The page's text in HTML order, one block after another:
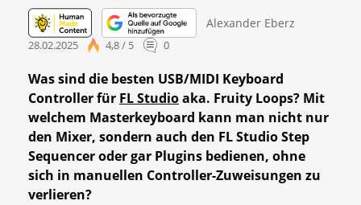
Alexander Eberz
28.02.2025 4,8 / 5 0
Was sind die besten USB/MIDI Keyboard
Controller für FL Studioaka. Fruity Loops? Mit
welchem Masterkeyboard kann man nicht nur
den Mixer, sondern auch den FL Studio Step
Sequencer oder gar Plugins bedienen, ohne
sich in manuellen Controller-Zuweisungen zu
verlieren?